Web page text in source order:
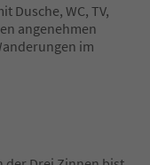
Dusche, WC, TV,
angenehmen
im